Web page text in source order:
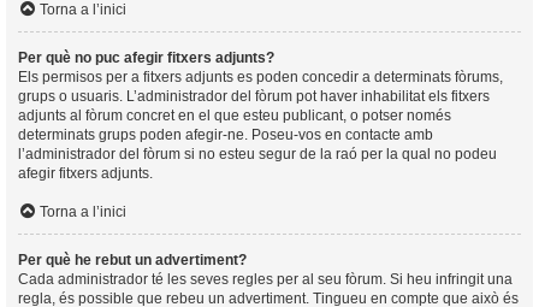
Torna a l’inici
Per què no puc afegir fitxers adjunts?
Els permisos per a fitxers adjunts es poden concedir a determinats fòrums,
grups o usuaris. L’administrador del fòrum pot haver inhabilitat els fitxers
adjunts al fòrum concret en el que esteu publicant, o potser només
determinats grups poden afegir-ne. Poseu-vos en contacte amb
l’administrador del fòrum si no esteu segur de la raó per la qual no podeu
afegir fitxers adjunts.
Torna a l’inici
Per què he rebut un advertiment?
Cada administrador té les seves regles per al seu fòrum. Si heu infringit una
regla, és possible que rebeu un advertiment. Tingueu en compte que això és